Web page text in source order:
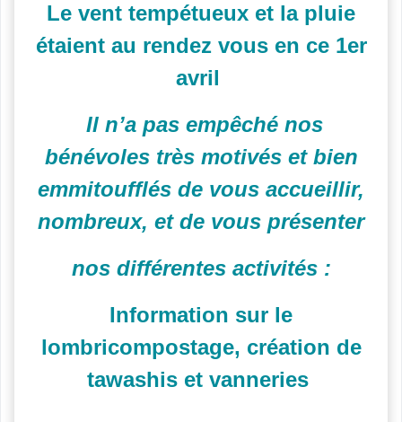
Le vent tempétueux et la pluie
étaient au rendez vous en ce 1er
avril
Il n’a pas empêché nos
bénévoles très motivés et bien
emmitoufflés de vous accueillir,
nombreux, et de vous présenter
nos différentes activités :
Information sur le
lombricompostage, création de
tawashis et vanneries